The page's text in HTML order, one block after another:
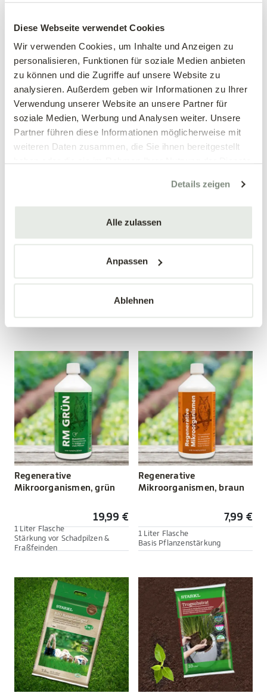
Diese Webseite verwendet Cookies
Wir verwenden Cookies, um Inhalte und Anzeigen zu
personalisieren, Funktionen für soziale Medien anbieten
zu können und die Zugriffe auf unsere Website zu
analysieren. Außerdem geben wir Informationen zu Ihrer
Verwendung unserer Website an unsere Partner für
soziale Medien, Werbung und Analysen weiter. Unsere
Partner führen diese Informationen möglicherweise mit
weiteren Daten zusammen, die Sie ihnen bereitgestellt
Details zeigen
Alle zulassen
Anpassen
Ablehnen
BIOCANNA
25,98 €
Flores
BIOCANNA
12,99 €
mehrere Varianten verfügbar!
Bio Flores
Regenerative
schwarz
Stärkung vor Schädlingen
Regenerative
Mikroorganismen, grün
19,99 €
1 Liter Flasche
Stärkung vor Schadpilzen &
Fraßfeinden
Regenerative
Mikroorganismen, braun
7,99 €
1 Liter Flasche
Basis Pflanzenstärkung